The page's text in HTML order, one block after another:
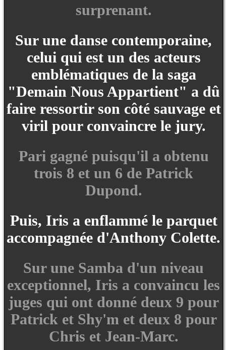
surprenant.
Sur une danse contemporaine,
celui qui est un des acteurs
emblématiques de la saga
"Demain Nous Appartient" a dû
faire ressortir son côté sauvage et
viril pour convaincre le jury.
Pari gagné puisqu'il a obtenu
trois 8 et un 6 de Patrick
Dupond.
Puis, Iris a enflammé le parquet
accompagnée d'Anthony Colette.
Sur une Samba d'un niveau
exceptionnel, Iris a convaincu les
juges qui ont donné deux 9 pour
Patrick et Shy'm et deux 8 pour
Chris et Jean-Marc.